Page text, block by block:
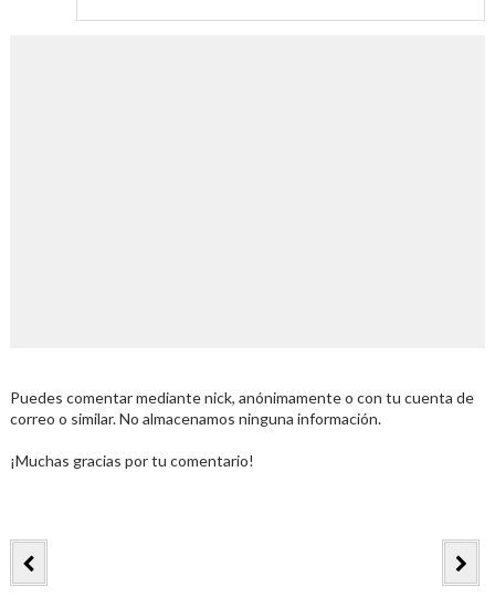
Puedes comentar mediante nick, anónimamente o con tu cuenta de
correo o similar. No almacenamos ninguna información.
¡Muchas gracias por tu comentario!